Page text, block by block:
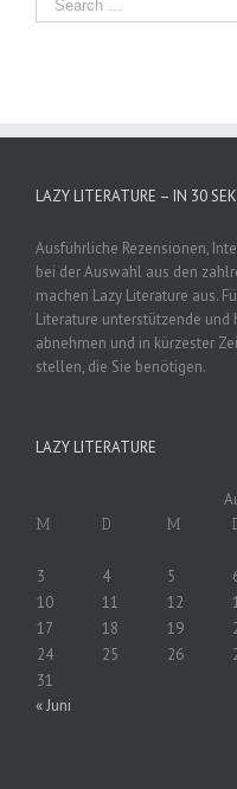
LAZY LITERATURE – IN 30
Ausführliche Rezensionen,
bei der Auswahl aus den
machen Lazy Literature aus.
Literature unterstützende und
abnehmen und in kürzester
stellen, die Sie benötigen.
LAZY LITERATURE
M D M
3
4 5
10
11 12
17
18 19
24
25 26
31
« Juni